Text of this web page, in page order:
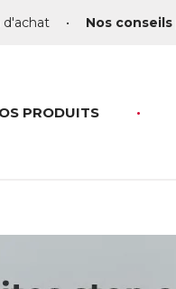
d'achat • Nos
PRODUITS